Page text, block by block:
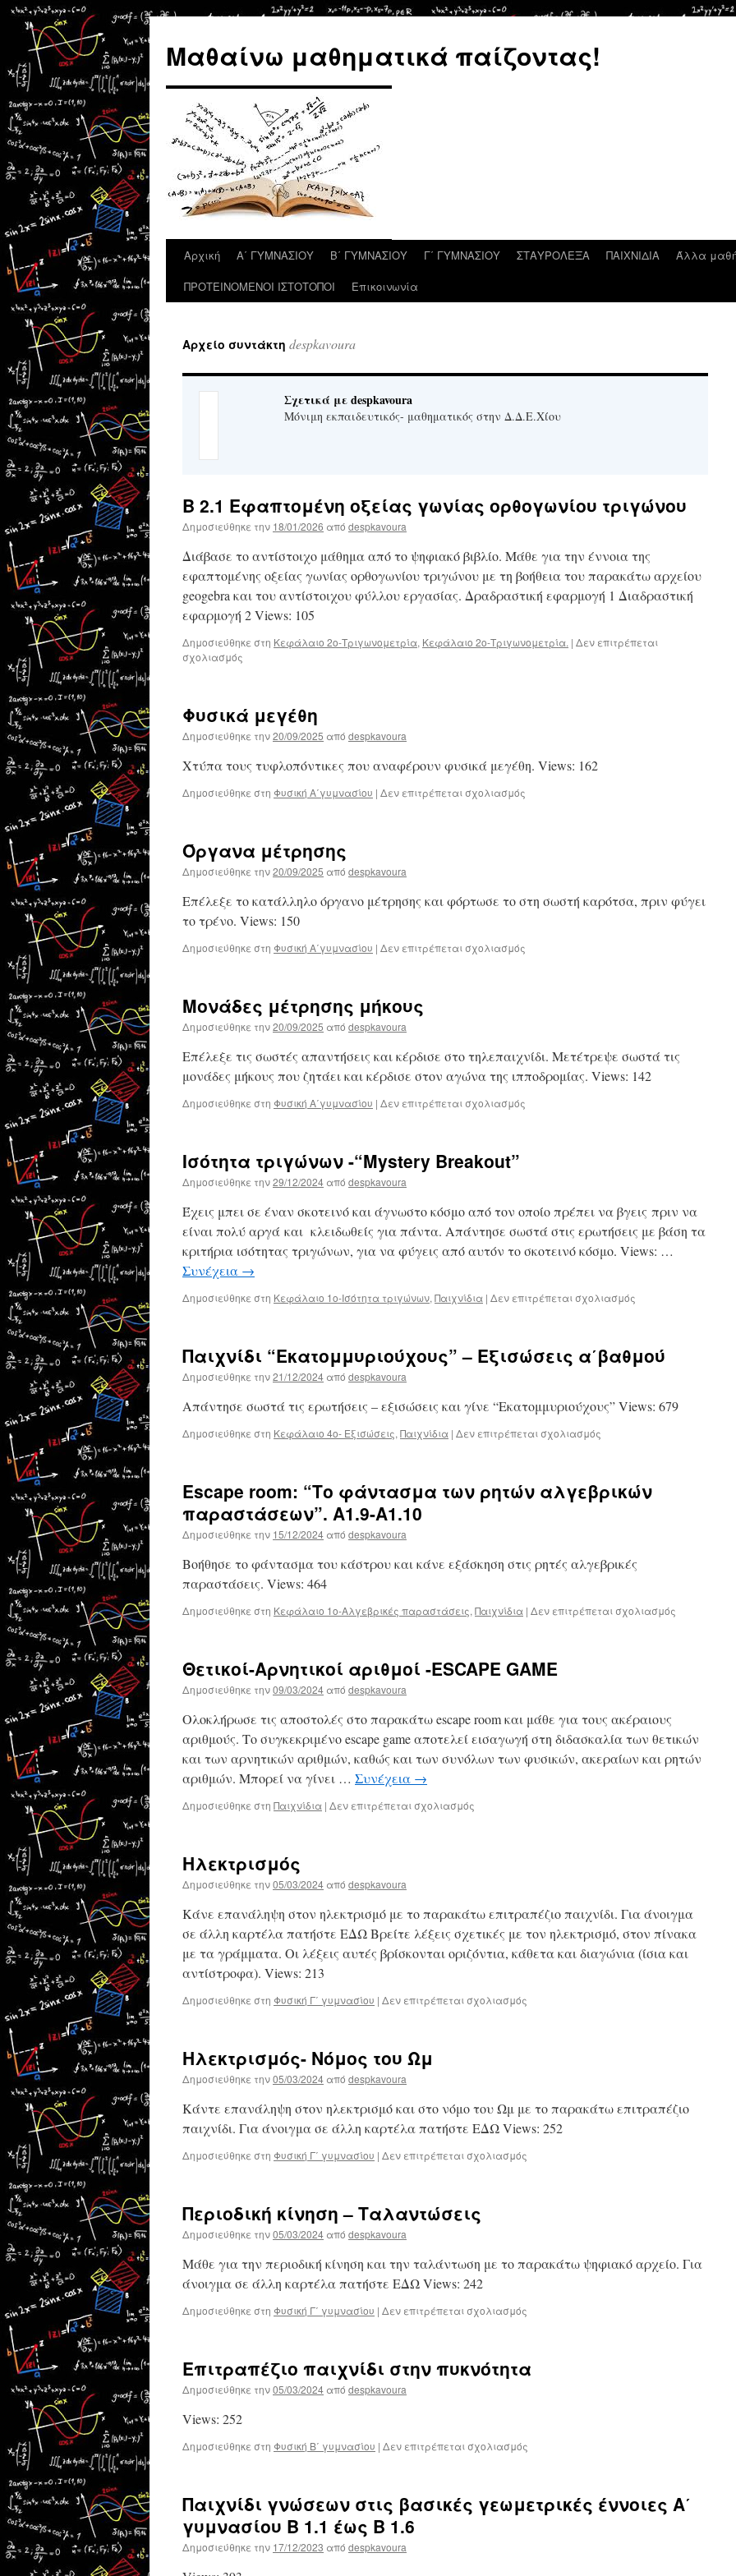
περιεχόμενο
Μαθαίνω μαθηματικά παίζοντας!
Αρχική Α΄ ΓΥΜΝΑΣΙΟΥ Β΄ ΓΥΜΝΑΣΙΟΥ Γ΄ ΓΥΜΝΑΣΙΟΥ ΣΤΑΥΡΟΛΕΞΑ ΠΑΙΧΝΙΔΙΑ
Άλλα
ΠΡΟΤΕΙΝΟΜΕΝΟΙ ΙΣΤΟΤΟΠΟΙ
Επικοινωνία
Αρχείο συντάκτη despkavoura
Σχετικά με despkavoura
Μόνιμη εκπαιδευτικός- μαθηματικός στην Δ.Δ.Ε.Χίου
Β 2.1 Εφαπτομένη οξείας γωνίας ορθογωνίου τριγώνου
Δημοσιεύθηκε την 18/01/2026 από despkavoura
Διάβασε το αντίστοιχο μάθημα από το ψηφιακό βιβλίο. Μάθε για την έννοια της
εφαπτομένης οξείας γωνίας ορθογωνίου τριγώνου με τη βοήθεια του παρακάτω αρχείου
geogebra και του αντίστοιχου φύλλου εργασίας. Δραδραστική εφαρμογή 1 Διαδραστική
εφαρμογή 2 Views: 105
Δημοσιεύθηκε στη Κεφάλαιο 2ο-Τριγωνομετρία, Κεφάλαιο 2ο-Τριγωνομετρία. | Δεν επιτρέπεται
σχολιασμός
οξείας
γωνίας
ορθογωνίου
τριγώνου
Φυσικά μεγέθη
Δημοσιεύθηκε την20/09/2025 από despkavoura
Χτύπα τους τυφλοπόντικες που αναφέρουν φυσικά μεγέθη. Views: 162
Δημοσιεύθηκε στη Φυσική Α΄γυμνασίου | Δεν επιτρέπεται σχολιασμός
Όργανα μέτρησης
Δημοσιεύθηκε την20/09/2025 από despkavoura
Επέλεξε το κατάλληλο όργανο μέτρησης και φόρτωσε το στη σωστή καρότσα, πριν φύγει
το τρένο. Views: 150
Δημοσιεύθηκε στη Φυσική Α΄γυμνασίου | Δεν επιτρέπεται σχολιασμός
Μονάδες μέτρησης μήκους
Δημοσιεύθηκε την20/09/2025 από despkavoura
Επέλεξε τις σωστές απαντήσεις και κέρδισε στο τηλεπαιχνίδι. Μετέτρεψε σωστά τις
μονάδες μήκους που ζητάει και κέρδισε στον αγώνα της ιπποδρομίας. Views: 142
Δημοσιεύθηκε στη Φυσική Α΄γυμνασίου | Δεν επιτρέπεται σχολιασμός
Ισότητα τριγώνων -“Mystery Breakout”
Δημοσιεύθηκε την29/12/2024 από despkavoura
Έχεις μπει σε έναν σκοτεινό και άγνωστο κόσμο από τον οποίο πρέπει να βγεις πριν να
είναι πολύ αργά και κλειδωθείς για πάντα. Απάντησε σωστά στις ερωτήσεις με βάση τα
κριτήρια ισότητας τριγώνων, για να φύγεις από αυτόν το σκοτεινό κόσμο. Views: …
Συνέχεια →
Δημοσιεύθηκε στη Κεφάλαιο 1ο-Ισότητα τριγώνων, Παιχνίδια | Δεν επιτρέπεται σχολιασμός
Breakout”
Παιχνίδι “Εκατομμυριούχους” – Εξισώσεις α΄βαθμού
Δημοσιεύθηκε την21/12/2024 από despkavoura
Απάντησε σωστά τις ερωτήσεις – εξισώσεις και γίνε “Εκατομμυριούχους” Views: 679
Δημοσιεύθηκε στη Κεφάλαιο 4ο- Εξισώσεις, Παιχνίδια | Δεν επιτρέπεται σχολιασμός
Εξισώσεις
α΄βαθμού
Escape room: “Το φάντασμα των ρητών αλγεβρικών
παραστάσεων”. A1.9-Α1.10
Δημοσιεύθηκε την 15/12/2024 από despkavoura
Βοήθησε το φάντασμα του κάστρου και κάνε εξάσκηση στις ρητές αλγεβρικές
παραστάσεις. Views: 464
Δημοσιεύθηκε στη Κεφάλαιο 1ο-Αλγεβρικές παραστάσεις, Παιχνίδια | Δεν επιτρέπεται σχολιασμός
A1.9-
Α1.10
Θετικοί-Αρνητικοί αριθμοί -ESCAPE GAME
Δημοσιεύθηκε την09/03/2024 από despkavoura
Ολοκλήρωσε τις αποστολές στο παρακάτω escape room και μάθε για τους ακέραιους
αριθμούς. Το συγκεκριμένο escape game αποτελεί εισαγωγή στη διδασκαλία των θετικών
και των αρνητικών αριθμών, καθώς και των συνόλων των φυσικών, ακεραίων και ρητών
αριθμών. Μπορεί να γίνει … Συνέχεια →
Δημοσιεύθηκε στη Παιχνίδια | Δεν επιτρέπεται σχολιασμός
Ηλεκτρισμός
Δημοσιεύθηκε την05/03/2024 από despkavoura
Κάνε επανάληψη στον ηλεκτρισμό με το παρακάτω επιτραπέζιο παιχνίδι. Για άνοιγμα
σε άλλη καρτέλα πατήστε ΕΔΩ Βρείτε λέξεις σχετικές με τον ηλεκτρισμό, στον πίνακα
με τα γράμματα. Οι λέξεις αυτές βρίσκονται οριζόντια, κάθετα και διαγώνια (ίσια και
αντίστροφα). Views: 213
Δημοσιεύθηκε στη Φυσική Γ΄ γυμνασίου | Δεν επιτρέπεται σχολιασμός
Ηλεκτρισμός- Νόμος του Ωμ
Δημοσιεύθηκε την05/03/2024 από despkavoura
Κάντε επανάληψη στον ηλεκτρισμό και στο νόμο του Ωμ με το παρακάτω επιτραπέζιο
παιχνίδι. Για άνοιγμα σε άλλη καρτέλα πατήστε ΕΔΩ Views: 252
Δημοσιεύθηκε στη Φυσική Γ΄ γυμνασίου | Δεν επιτρέπεται σχολιασμός
Περιοδική κίνηση – Ταλαντώσεις
Δημοσιεύθηκε την05/03/2024 από despkavoura
Μάθε για την περιοδική κίνηση και την ταλάντωση με το παρακάτω ψηφιακό αρχείο. Για
άνοιγμα σε άλλη καρτέλα πατήστε ΕΔΩ Views: 242
Δημοσιεύθηκε στη Φυσική Γ΄ γυμνασίου | Δεν επιτρέπεται σχολιασμός
Ταλαντώσεις
Επιτραπέζιο παιχνίδι στην πυκνότητα
Δημοσιεύθηκε την05/03/2024 από despkavoura
Views: 252
Δημοσιεύθηκε στη Φυσική Β΄ γυμνασίου | Δεν επιτρέπεται σχολιασμός
πυκνότητα
Παιχνίδι γνώσεων στις βασικές γεωμετρικές έννοιες Α΄
γυμνασίου Β 1.1 έως Β 1.6
Δημοσιεύθηκε την 17/12/2023 από despkavoura